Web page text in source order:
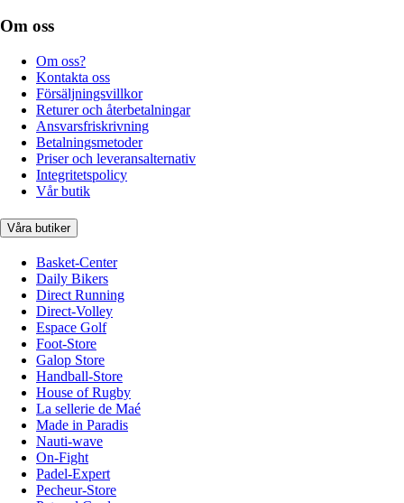
Om oss
Om oss?
Kontakta oss
Försäljningsvillkor
Returer och återbetalningar
Ansvarsfriskrivning
Betalningsmetoder
Priser och leveransalternativ
Integritetspolicy
Vår butik
Våra butiker
Basket-Center
Daily Bikers
Direct Running
Direct-Volley
Espace Golf
Foot-Store
Galop Store
Handball-Store
House of Rugby
La sellerie de Maé
Made in Paradis
Nauti-wave
On-Fight
Padel-Expert
Pecheur-Store